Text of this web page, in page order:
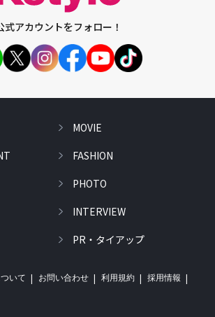
式アカウントをフォロー！
MOVIE
FASHION
PHOTO
INTERVIEW
PR・タイアップ
いて お問い合わせ 利用規約 採用情報